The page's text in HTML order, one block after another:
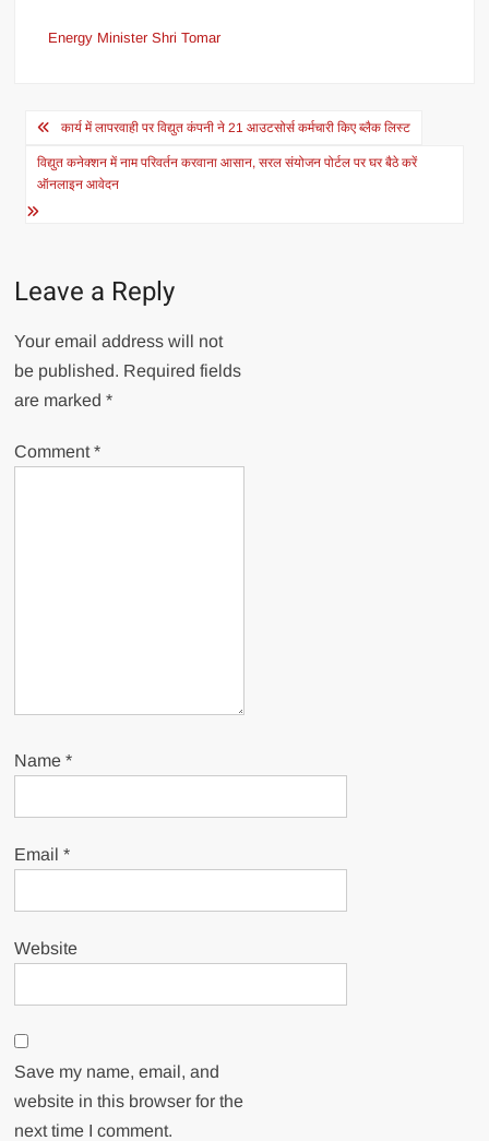
Energy Minister Shri Tomar
Post
navigation
कार्य में लापरवाही पर विद्युत कंपनी ने 21 आउटसोर्स कर्मचारी किए ब्लैक लिस्ट
विद्युत कनेक्शन में नाम परिवर्तन करवाना आसान, सरल संयोजन पोर्टल पर घर बैठे करें
ऑनलाइन आवेदन
Leave a Reply
Your email address will not
be published. Required fields
are marked*
Comment*
Name*
Email*
Website
Save my name, email, and
website in this browser for the
next time I comment.